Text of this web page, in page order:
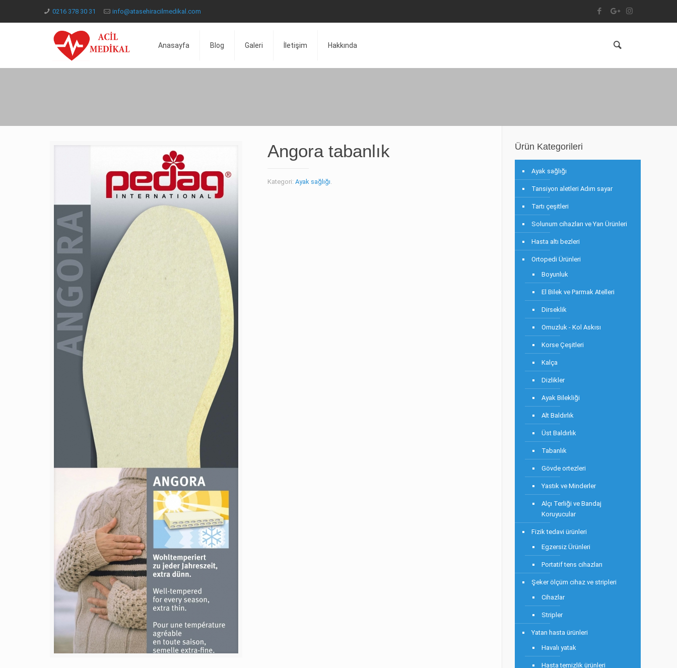
0216 378 30 31 info@atasehiracilmedikal.com
Anasayfa Blog Galeri İletişim Hakkında
Angora tabanlık
Kategori: Ayak sağlığı.
Ürün Kategorileri
Ayak sağlığı
Tansiyon aletleri Adım sayar
Tartı çeşitleri
Solunum cihazları ve Yan Ürünleri
Hasta altı bezleri
Ortopedi Ürünleri
Boyunluk
El Bilek ve Parmak Atelleri
Dirseklik
Omuzluk - Kol Askısı
Korse Çeşitleri
Kalça
Dizlikler
Ayak Bilekliği
Alt Baldırlık
Üst Baldırlık
Tabanlık
Gövde ortezleri
Yastık ve Minderler
Alçı Terliği ve Bandaj
Koruyucular
Fizik tedavi ürünleri
Egzersiz Ürünleri
Portatif tens cihazları
Şeker ölçüm cihaz ve stripleri
Cihazlar
Stripler
Yatan hasta ürünleri
Havalı yatak
Hasta temizlik ürünleri